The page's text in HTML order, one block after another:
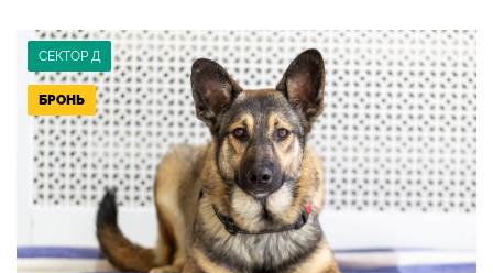
СЕКТОР Д
БРОНЬ